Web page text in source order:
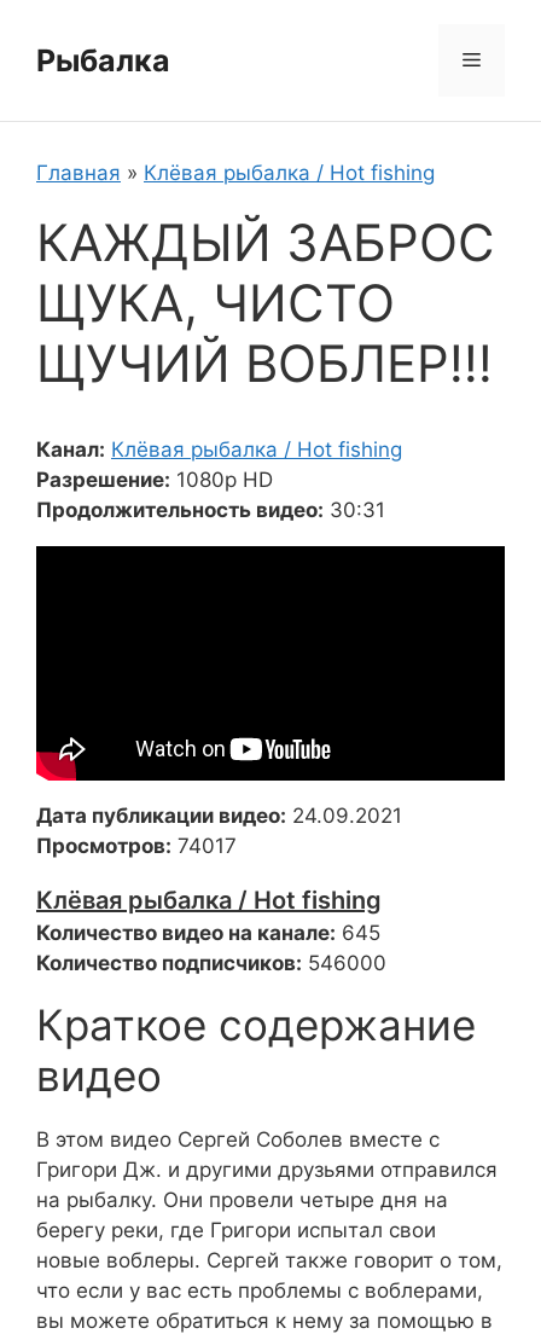
содержимому
Рыбалка Меню
Главная » Клёвая рыбалка / Hot fishing
КАЖДЫЙ ЗАБРОС
ЩУКА, ЧИСТО
ЩУЧИЙ ВОБЛЕР!!!
Канал: Клёвая рыбалка / Hot fishing
Разрешение: 1080p HD
Продолжительность видео: 30:31
Дата публикации видео: 24.09.2021
Просмотров: 74017
Клёвая рыбалка / Hot fishing
Количество видео на канале: 645
Количество подписчиков: 546000
Краткое содержание
видео
В этом видео Сергей Соболев вместе с
Григори Дж. и другими друзьями отправился
на рыбалку. Они провели четыре дня на
берегу реки, где Григори испытал свои
новые воблеры. Сергей также говорит о том,
что если у вас есть проблемы с воблерами,
вы можете обратиться к нему за помощью в